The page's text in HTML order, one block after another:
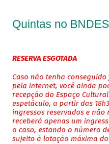
Quintas no
RESERVA ESGOTADA
Caso não tenha
pela internet, você ainda
recepção do Espaço
espetáculo, a partir das
ingressos reservados e não
receberá apenas um
o caso, estando o número
sujeito à lotação máxima